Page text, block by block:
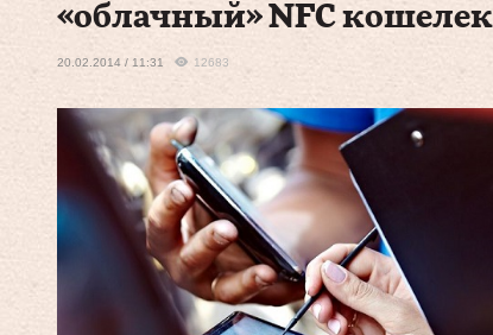
«облачный» NFC кошелек
20.02.2014 / 11:31 12683